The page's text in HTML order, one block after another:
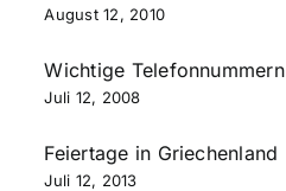
August 12, 2010
Wichtige Telefonnummern
Juli 12, 2008
Feiertage in Griechenland
Juli 12, 2013